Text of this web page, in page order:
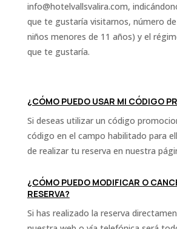
info@hotelvallsvalira.com,
que te gustaría visitarnos, número
niños menores de 11 años) y el
que te gustaría.
¿CÓMO PUEDO USAR MI CÓDIGO
Si deseas utilizar un código
código en el campo habilitado para
de realizar tu reserva en nuestra
¿CÓMO PUEDO MODIFICAR O
RESERVA?
Si has realizado la reserva